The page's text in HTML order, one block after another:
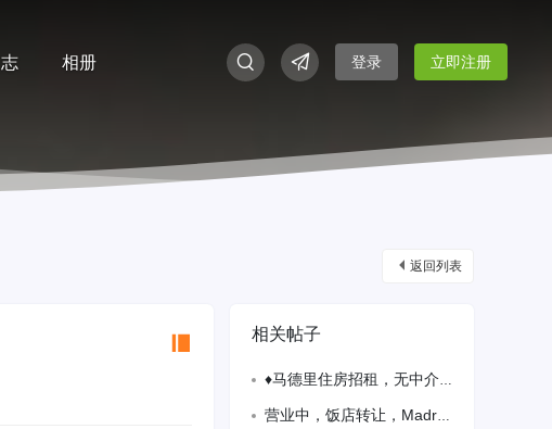
相册 登录 立即注册
返回列表
相关帖子
♦️马德里住房招租，无中介费 ✅单间，小卧室400€/月，主卧420€/月，距地
营业中，饭店转让，Madrid ，las tablas 靠近华为总部和 Telecinco 电视台